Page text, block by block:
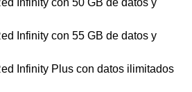
Infinity con 50 GB de datos y
Infinity con 55 GB de datos y
Infinity Plus con datos ilimitados